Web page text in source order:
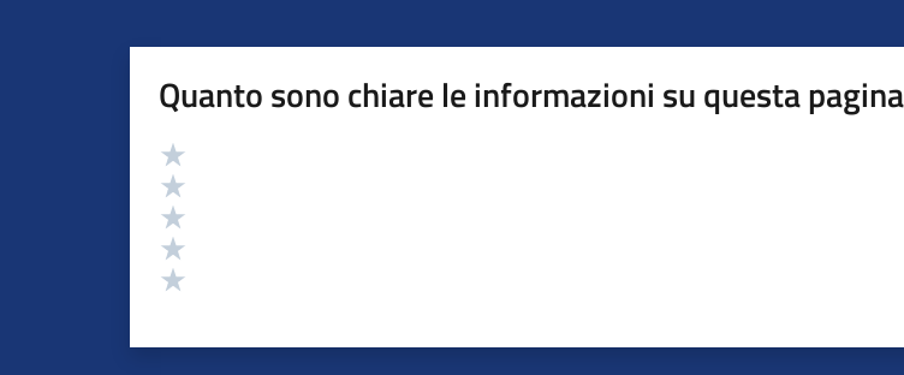
Quanto sono chiare le informazioni su questa
Valutazione